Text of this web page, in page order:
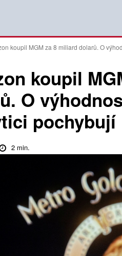
koupil MGM za 8 miliard dolarů. O
koupil
O
pochybují
2min.